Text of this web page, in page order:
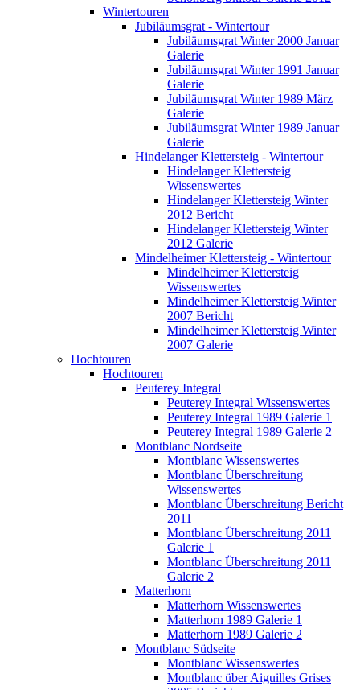
Wintertouren
Jubiläumsgrat - Wintertour
Jubiläumsgrat Winter 2000 Januar
Galerie
Jubiläumsgrat Winter 1991 Januar
Galerie
Jubiläumsgrat Winter 1989 März
Galerie
Jubiläumsgrat Winter 1989 Januar
Galerie
Hindelanger Klettersteig - Wintertour
Hindelanger Klettersteig
Wissenswertes
Hindelanger Klettersteig Winter
2012 Bericht
Hindelanger Klettersteig Winter
2012 Galerie
Mindelheimer Klettersteig - Wintertour
Mindelheimer Klettersteig
Wissenswertes
Mindelheimer Klettersteig Winter
2007 Bericht
Mindelheimer Klettersteig Winter
2007 Galerie
Hochtouren
Hochtouren
Peuterey Integral
Peuterey Integral Wissenswertes
Peuterey Integral 1989 Galerie 1
Peuterey Integral 1989 Galerie 2
Montblanc Nordseite
Montblanc Wissenswertes
Montblanc Überschreitung
Wissenswertes
Montblanc Überschreitung Bericht
2011
Montblanc Überschreitung 2011
Galerie 1
Montblanc Überschreitung 2011
Galerie 2
Matterhorn
Matterhorn Wissenswertes
Matterhorn 1989 Galerie 1
Matterhorn 1989 Galerie 2
Montblanc Südseite
Montblanc Wissenswertes
Montblanc über Aiguilles Grises